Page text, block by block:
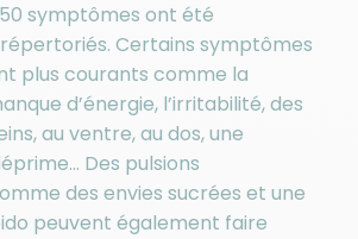
symptômes ont été
Certains symptômes
plus courants comme la
d’énergie, l’irritabilité, des
au ventre, au dos, une
Des pulsions
des envies sucrées et une
peuvent également faire